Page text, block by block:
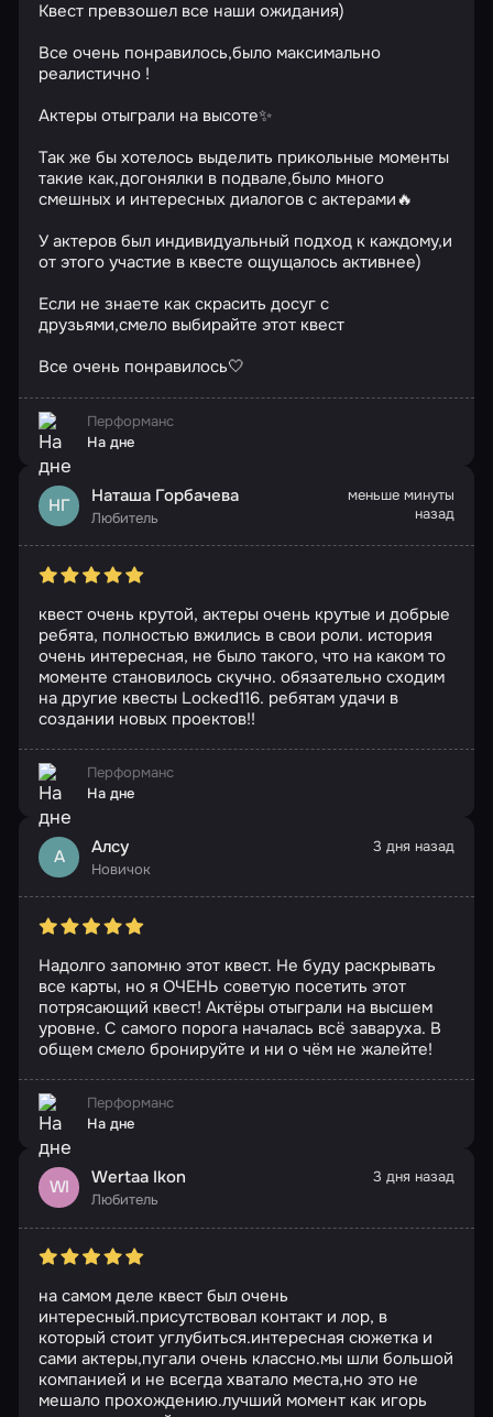
Квест превзошел все наши ожидания)
Все очень понравилось,было максимально
реалистично !
Актеры отыграли на высоте✨
Так же бы хотелось выделить прикольные моменты
такие как,догонялки в подвале,было много
смешных и интересных диалогов с актерами🔥
У актеров был индивидуальный подход к каждому,и
от этого участие в квесте ощущалось активнее)
Если не знаете как скрасить досуг с
друзьями,смело выбирайте этот квест
Все очень понравилось🤍
Перформанс
На дне
НГ Наташа Горбачева
Любитель
меньше минуты
назад
квест очень крутой, актеры очень крутые и добрые
ребята, полностью вжились в свои роли. история
очень интересная, не было такого, что на каком то
моменте становилось скучно. обязательно сходим
на другие квесты Locked116. ребятам удачи в
создании новых проектов!!
Перформанс
На дне
А Алсу
Новичок
3 дня назад
Надолго запомню этот квест. Не буду раскрывать
все карты, но я ОЧЕНЬ советую посетить этот
потрясающий квест! Актёры отыграли на высшем
уровне. С самого порога началась всё заваруха. В
общем смело бронируйте и ни о чём не жалейте!
Перформанс
На дне
WI Wertaa Ikon
Любитель
3 дня назад
на самом деле квест был очень
интересный.присутствовал контакт и лор, в
который стоит углубиться.интересная сюжетка и
сами актеры,пугали очень классно.мы шли большой
компанией и не всегда хватало места,но это не
мешало прохождению.лучший момент как игорь